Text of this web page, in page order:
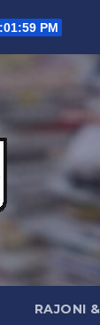
PM
RAJONI